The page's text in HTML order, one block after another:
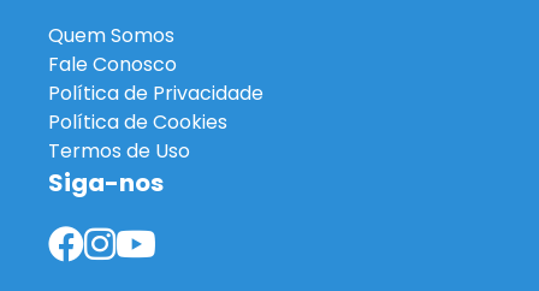
Quem Somos
Fale Conosco
Política de Privacidade
Política de Cookies
Termos de Uso
Siga-nos